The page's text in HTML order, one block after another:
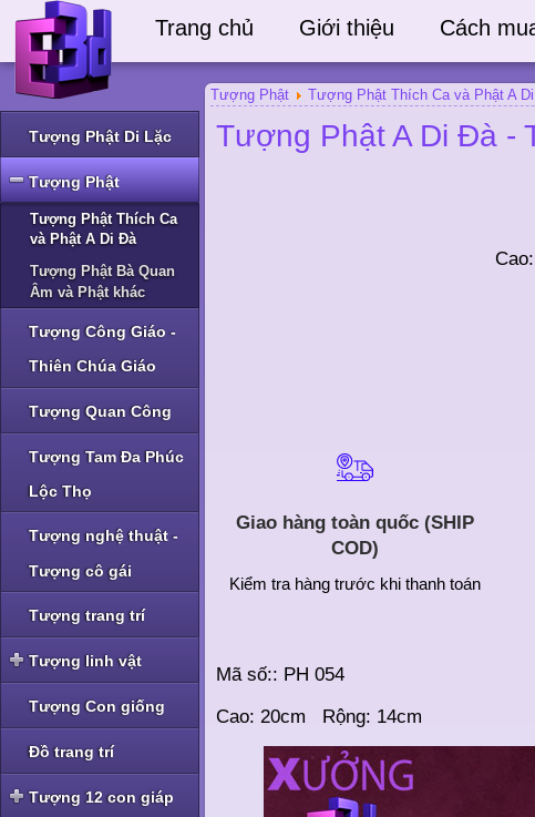
Trang chủ Giới thiệu Cách
Tượng Phật Tượng Phật Thích Ca và Phật A
Tượng Phật A Di Đà -
Giao hàng toàn quốc (SHIP
COD)
Kiểm tra hàng trước khi thanh toán
Mã số:: PH 054
Cao: 20cm Rộng: 14cm
Tượng Phật Di Lặc
Tượng Phật
Tượng Phật Thích Ca
và Phật A Di Đà
Tượng Phật Bà Quan
Âm và Phật khác
Tượng Công Giáo -
Thiên Chúa Giáo
Tượng Quan Công
Tượng Tam Đa Phúc
Lộc Thọ
Tượng nghệ thuật -
Tượng cô gái
Tượng trang trí
Tượng linh vật
Tượng linh vật Nghê -
Tỳ Hưu
Tượng linh vật Rồng
Thiềm Thừ
Tượng Con giống
Đồ trang trí
Tượng 12 con giáp